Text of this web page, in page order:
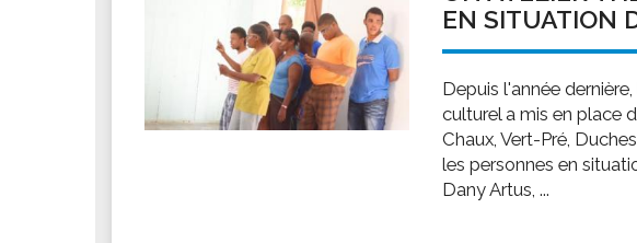
EN SITUATION
Depuis l'année
culturel a mis en place
Chaux, Vert-Pré,
les personnes en
Dany Artus, ...